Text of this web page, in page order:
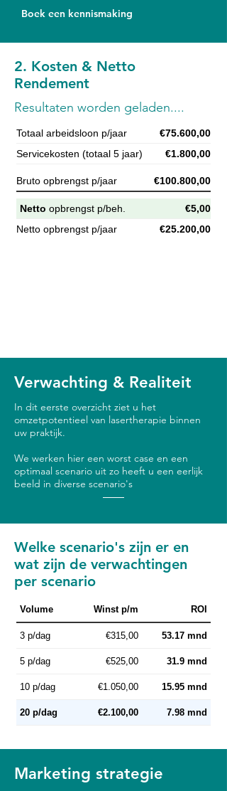
Boek een kennismaking
2. Kosten & Netto
Rendement
Resultaten worden geladen....
Totaal arbeidsloon p/jaar
€75.600,00
Servicekosten (totaal 5 jaar)
€1.800,00
Bruto opbrengst p/jaar €100.800,00
Netto opbrengst p/beh.
€5,00
Netto opbrengst p/jaar
€25.200,00
Verwachting & Realiteit
In dit eerste overzicht ziet u het
omzetpotentieel van lasertherapie binnen
uw praktijk.
We werken hier een worst case en een
optimaal scenario uit zo heeft u een eerlijk
beeld in diverse scenario's
Welke scenario's zijn er en
wat zijn de verwachtingen
per scenario
Volume Winst p/m ROI
3 p/dag €315,00 53.17 mnd
5 p/dag €525,00 31.9 mnd
10 p/dag €1.050,00 15.95 mnd
20 p/dag €2.100,00 7.98 mnd
Marketing strategie